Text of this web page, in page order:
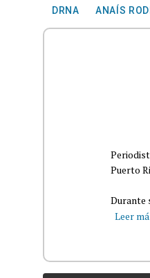
DRNA ANAÍS
Puerto
Durante
Leer